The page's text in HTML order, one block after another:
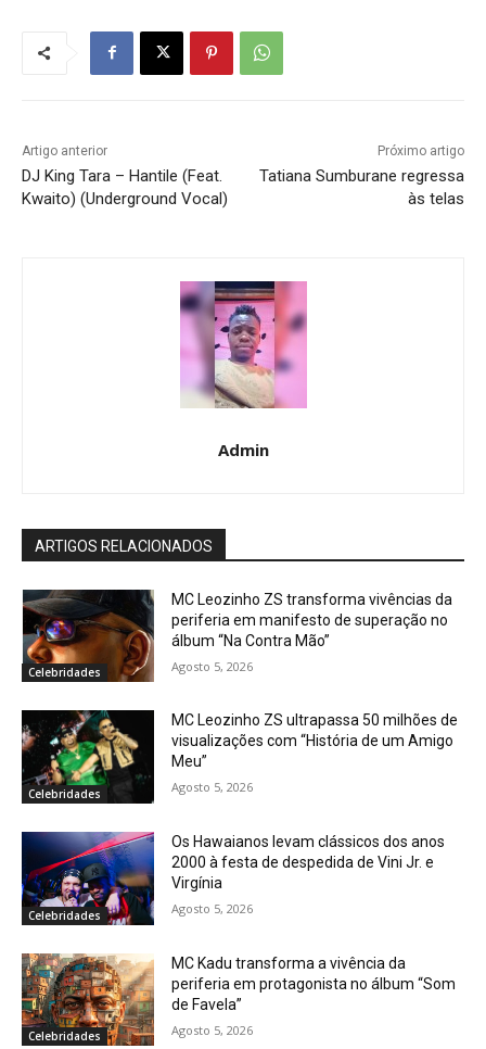
Artigo anterior
DJ King Tara – Hantile (Feat.
Kwaito) (Underground Vocal)
Próximo artigo
Tatiana Sumburane regressa
às telas
Admin
ARTIGOS RELACIONADOS
Celebridades
MC Leozinho ZS transforma vivências da
periferia em manifesto de superação no
álbum “Na Contra Mão”
Agosto 5, 2026
Celebridades
MC Leozinho ZS ultrapassa 50 milhões de
visualizações com “História de um Amigo
Meu”
Agosto 5, 2026
Celebridades
Os Hawaianos levam clássicos dos anos
2000 à festa de despedida de Vini Jr. e
Virgínia
Agosto 5, 2026
Celebridades
MC Kadu transforma a vivência da
periferia em protagonista no álbum “Som
de Favela”
Agosto 5, 2026